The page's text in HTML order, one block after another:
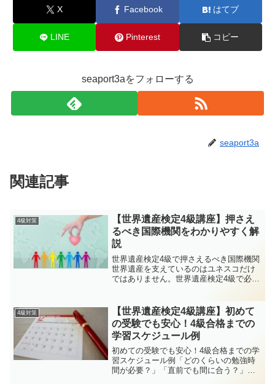
X Facebook はてブ
LINE Pinterest コピー
seaport3aをフォローする
seaport3a
関連記事
4級対策
【世界遺産検定4級講座】押さえ
るべき国際機関をわかりやすく解
説
世界遺産検定4級で押さえるべき国際機関
世界遺産を支えているのはユネスコだけ
ではありません。世界遺産検定4級で必ず
ICCROMなど）を、セカ丸とイクロム博
士が会話形式で...
4級対策
【世界遺産検定4級講座】初めて
の受験でも安心！4級合格までの
学習スケジュール例
初めての受験でも安心！4級合格までの学
習スケジュール例「どのくらいの勉強時
間が必要？」「直前でも間に合う？」そ